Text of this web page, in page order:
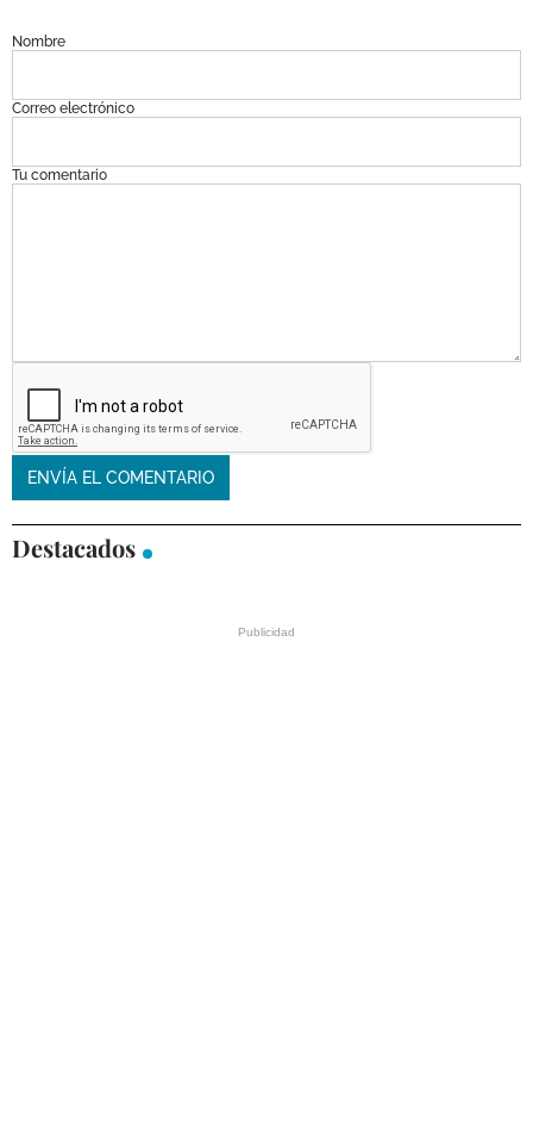
Nombre
Correo electrónico
Tu comentario
Destacados